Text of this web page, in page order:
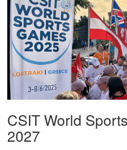
CSIT World
2027